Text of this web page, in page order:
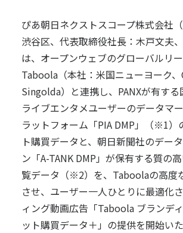
ぴあ朝日ネクストスコープ株式会社
渋谷区、代表取締役社長：木戸文夫、
は、オープンウェブのグローバルリ
Taboola（本社：米国ニューヨーク、
Singolda）と連携し、PANXが有する
ライブエンタメユーザーのデータマ
ラットフォーム 「PIA DMP」
（※1）
ト購買データと、朝日新聞社のデー
ン「A-TANK DMP」が保有する質の
覧データ（※2）を、Taboolaの高度
させ、ユーザー一人ひとりに最適化
ィング動画広告 「Taboola ブランデ
ット購買データ＋」 の提供を開始いた